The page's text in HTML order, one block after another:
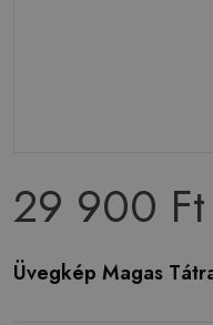
29 900 Ft
Üvegkép Magas